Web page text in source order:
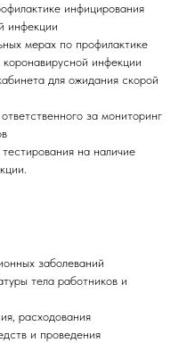
инфицирования
инфекции
мерах по профилактике
инфекции
для ожидания скорой
за мониторинг
на наличие
заболеваний
тела работников и
расходования
и проведения